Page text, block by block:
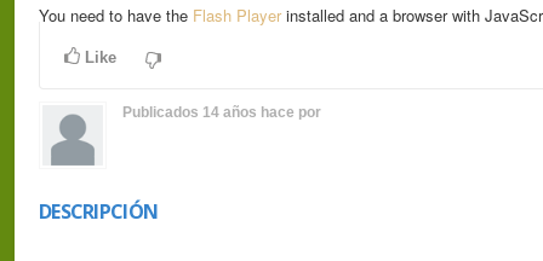
You need to have the Flash Player installed and a browser with
Like
Publicados 14 años hace por
DESCRIPCIÓN